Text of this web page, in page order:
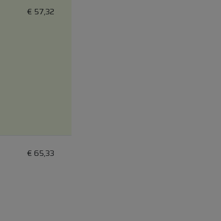
€ 57,32
€ 65,33